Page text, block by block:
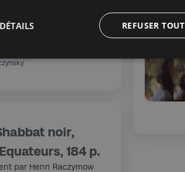
!
noir,
184 p.
par Henri Raczymow
REFUSER TOUT